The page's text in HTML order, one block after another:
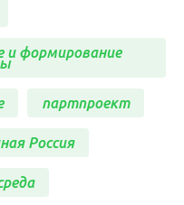
и формирование
партпроект
Россия